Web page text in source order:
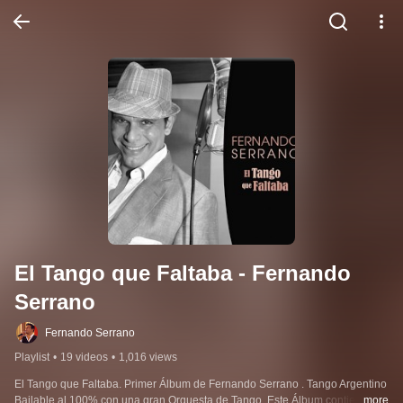
El Tango que Faltaba - Fernando
Serrano
Fernando Serrano
Playlist • 19 videos • 1,016 views
El Tango que Faltaba. Primer Álbum de Fernando Serrano . Tango Argentino
Bailable al 100% con una gran Orquesta de Tango. Este Álbum contiene ...more